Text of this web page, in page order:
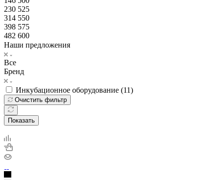
230 525
314 550
398 575
482 600
Наши предложения
Все
Бренд
Инкубационное оборудование (11)
Очистить фильтр
Показать